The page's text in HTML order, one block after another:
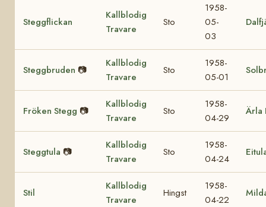
Steggflickan
Kallblodig
Travare
Sto
1958-
05-
03
Steggbruden 📷
Kallblodig
Travare
Sto
1958-
05-01
Fröken Stegg 📷
Kallblodig
Travare
Sto
1958-
04-29
Ärla
Steggtula 📷
Kallblodig
Travare
Sto
1958-
04-24
Stil
Kallblodig
Travare
Hingst
1958-
04-22